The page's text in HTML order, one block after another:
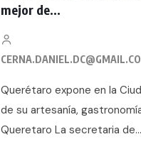
mejor de...
Querétaro expone en la
de su artesanía,
Queretaro La secretaria de...